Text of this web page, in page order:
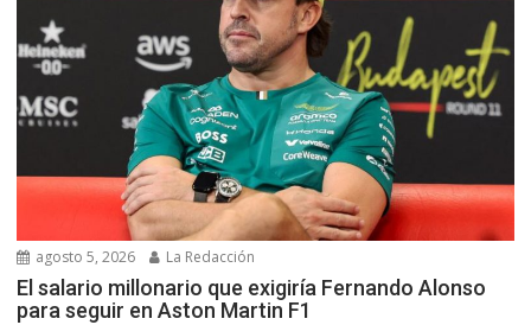
agosto 5, 2026 La Redacción
El salario millonario que exigiría Fernando Alonso
para seguir en Aston Martin F1